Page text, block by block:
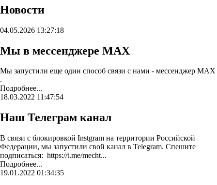
Новости
04.05.2026 13:27:18
Мы в мессенджере MAX
Мы запустили еще один способ связи с нами - мессенджер MAX
.
Подробнее...
18.03.2022 11:47:54
Наш Телеграм канал
В связи с блокировкой Instgram на территории Российской
Федерации, мы запустили свой канал в Telegram. Спешите
подписаться: https://t.me/mecht...
Подробнее...
19.01.2022 01:34:35